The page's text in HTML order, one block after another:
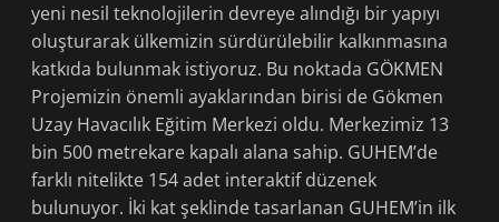
yeni nesil teknolojilerin devreye alındığı bir yapıyı
oluşturarak ülkemizin sürdürülebilir kalkınmasına
katkıda bulunmak istiyoruz. Bu noktada GÖKMEN
Projemizin önemli ayaklarından birisi de Gökmen
Uzay Havacılık Eğitim Merkezi oldu. Merkezimiz 13
bin 500 metrekare kapalı alana sahip. GUHEM’de
farklı nitelikte 154 adet interaktif düzenek
bulunuyor. İki kat şeklinde tasarlanan GUHEM’in ilk